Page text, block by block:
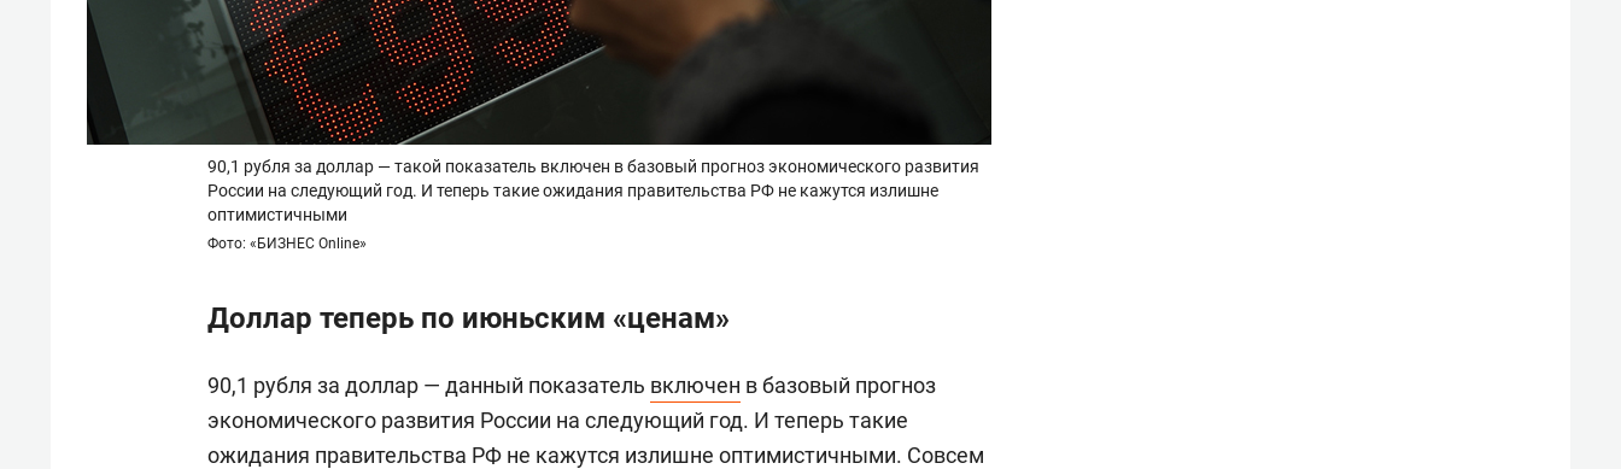
90,1 рубля за доллар — такой показатель включен в базовый прогноз экономического развития
России на следующий год. И теперь такие ожидания правительства РФ не кажутся излишне
оптимистичными
Фото: «БИЗНЕС Online»
Доллар теперь по июньским «ценам»
90,1 рубля за доллар — данный показатель включен в базовый прогноз
экономического развития России на следующий год. И теперь такие
ожидания правительства РФ не кажутся излишне оптимистичными. Совсем